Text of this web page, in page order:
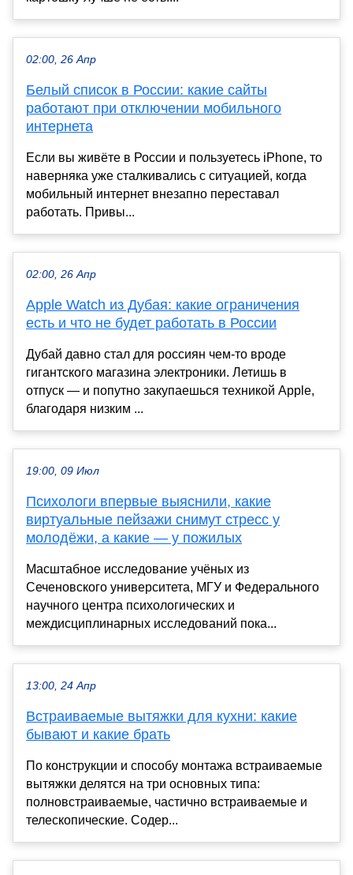
02:00, 26 Апр
Белый список в России: какие сайты
работают при отключении мобильного
интернета
Если вы живёте в России и пользуетесь iPhone, то
наверняка уже сталкивались с ситуацией, когда
мобильный интернет внезапно переставал
работать. Привы...
02:00, 26 Апр
Apple Watch из Дубая: какие ограничения
есть и что не будет работать в России
Дубай давно стал для россиян чем-то вроде
гигантского магазина электроники. Летишь в
отпуск — и попутно закупаешься техникой Apple,
благодаря низким ...
19:00, 09 Июл
Психологи впервые выяснили, какие
виртуальные пейзажи снимут стресс у
молодёжи, а какие — у пожилых
Масштабное исследование учёных из
Сеченовского университета, МГУ и Федерального
научного центра психологических и
междисциплинарных исследований пока...
13:00, 24 Апр
Встраиваемые вытяжки для кухни: какие
бывают и какие брать
По конструкции и способу монтажа встраиваемые
вытяжки делятся на три основных типа:
полновстраиваемые, частично встраиваемые и
телескопические. Содер...